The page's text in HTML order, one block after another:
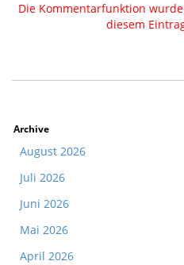
Die Kommentarfunktion
diesem
Archive
August 2026
Juli 2026
Juni 2026
Mai 2026
April 2026